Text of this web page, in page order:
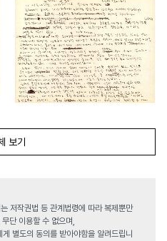
보기
저작권법 등 관계법령에 따라 복제뿐만
단 이용할 수 없으며,
별도의 동의를 받아야함을 알려드립니